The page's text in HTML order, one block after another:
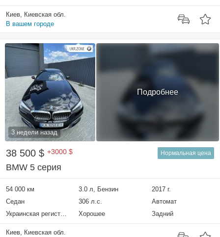
Киев, Киевская обл.
В вашем городе
3 недели назад
Подробнее
38 500 $ +3000 $ Нормальная цена
BMW 5 серия
54 000 км 3.0 л, Бензин
2017 г.
Седан
306 л.с.
Автомат
Украинская регистрация
Хорошее Задний
Киев, Киевская обл.